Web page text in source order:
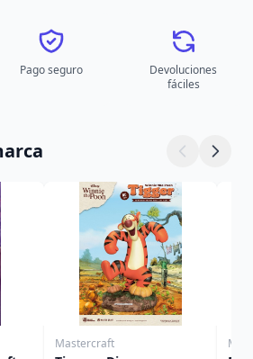
Pago seguro
Devoluciones
fáciles
Mastercraft